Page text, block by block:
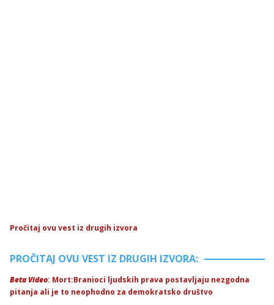
Pročitaj ovu vest iz drugih izvora
PROČITAJ OVU VEST IZ DRUGIH IZVORA:
Beta Video: Mort:Branioci ljudskih prava postavljaju nezgodna
pitanja ali je to neophodno za demokratsko društvo